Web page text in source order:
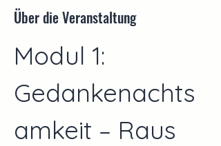
Über die Veranstaltung
Modul 1:
Gedankenachts
amkeit – Raus